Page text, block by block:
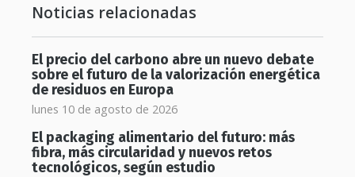
Noticias relacionadas
El precio del carbono abre un nuevo debate
sobre el futuro de la valorización energética
de residuos en Europa
lunes 10 de agosto de 2026
El packaging alimentario del futuro: más
fibra, más circularidad y nuevos retos
tecnológicos, según estudio